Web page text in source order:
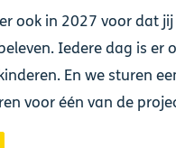
ook in 2027 voor dat
Iedere dag is er
En we sturen
voor één van de